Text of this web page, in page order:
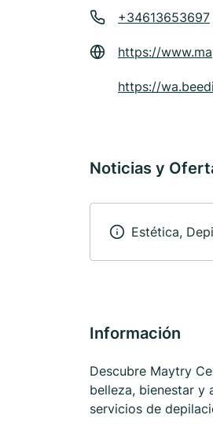
+34613653697
https://
https://
Noticias y
Estética,
Información
Descubre Maytry
belleza, bienestar y
servicios de